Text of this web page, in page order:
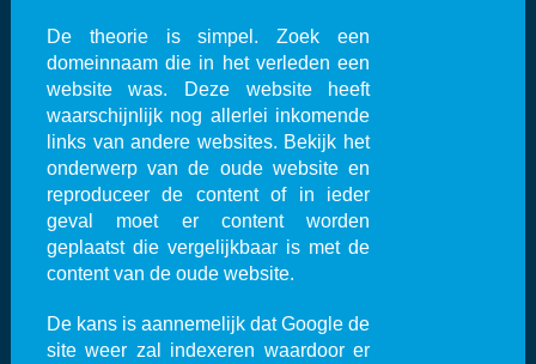
De theorie is simpel. Zoek een
domeinnaam die in het verleden een
website was. Deze website heeft
waarschijnlijk nog allerlei inkomende
links van andere websites. Bekijk het
onderwerp van de oude website en
reproduceer de content of in ieder
geval moet er content worden
geplaatst die vergelijkbaar is met de
content van de oude website.
De kans is aannemelijk dat Google de
site weer zal indexeren waardoor er